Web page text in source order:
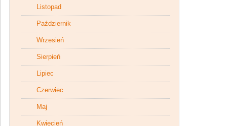
Listopad
Październik
Wrzesień
Sierpień
Lipiec
Czerwiec
Maj
Kwiecień